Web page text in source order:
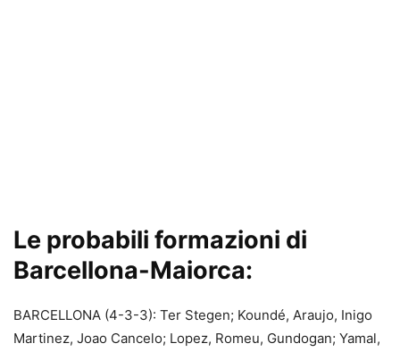
Le probabili formazioni di
Barcellona-Maiorca:
BARCELLONA (4-3-3): Ter Stegen; Koundé, Araujo, Inigo
Martinez, Joao Cancelo; Lopez, Romeu, Gundogan; Yamal,